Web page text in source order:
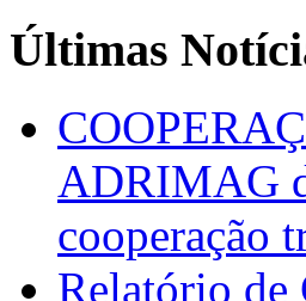
Últimas
ADRIMAG
cooperação
Relatório de